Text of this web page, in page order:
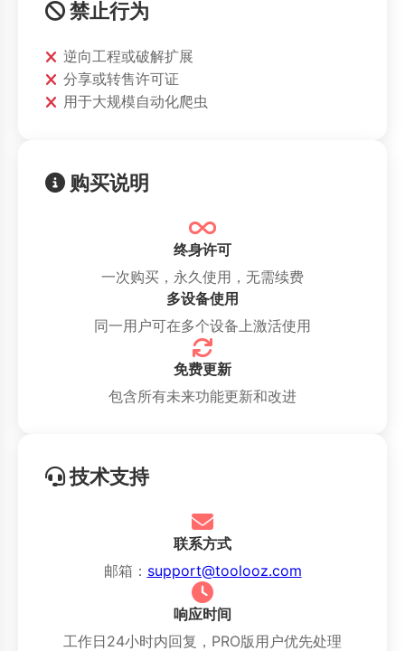
禁止行为
逆向工程或破解扩展
分享或转售许可证
用于大规模自动化爬虫
购买说明
终身许可
一次购买，永久使用，无需续费
多设备使用
同一用户可在多个设备上激活使用
免费更新
包含所有未来功能更新和改进
技术支持
联系方式
邮箱： support@toolooz.com
响应时间
工作日24小时内回复，PRO版用户优先处理